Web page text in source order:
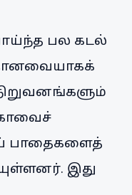
பல கடல்
பாதைகளைத்
இது